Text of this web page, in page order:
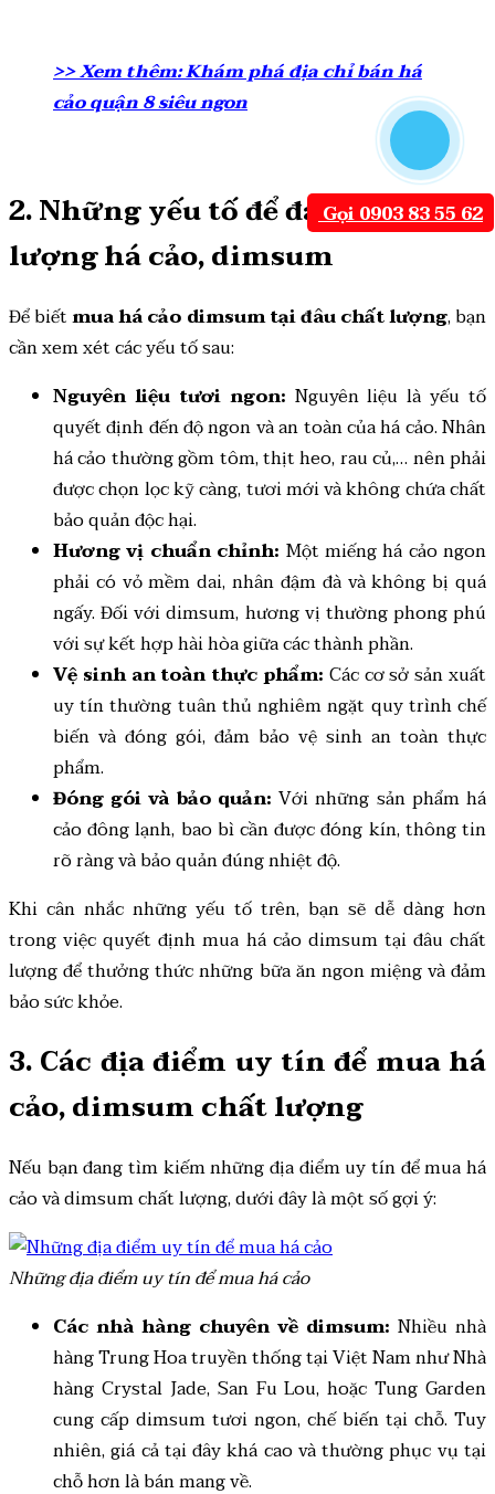
>> Xem thêm: Khám phá địa chỉ bán há
cảo quận 8 siêu ngon
2. Những yếu tố để đánh giá chất
lượng há cảo, dimsum
Để biếtmua há cảo dimsum tại đâu chất lượng, bạn
cần xem xét các yếu tố sau:
Nguyên liệu tươi ngon: Nguyên liệu là yếu tố
quyết định đến độ ngon và an toàn của há cảo. Nhân
há cảo thường gồm tôm, thịt heo, rau củ,… nên phải
được chọn lọc kỹ càng, tươi mới và không chứa chất
bảo quản độc hại.
Hương vị chuẩn chỉnh: Một miếng há cảo ngon
phải có vỏ mềm dai, nhân đậm đà và không bị quá
ngấy. Đối với dimsum, hương vị thường phong phú
với sự kết hợp hài hòa giữa các thành phần.
Vệ sinh an toàn thực phẩm: Các cơ sở sản xuất
uy tín thường tuân thủ nghiêm ngặt quy trình chế
biến và đóng gói, đảm bảo vệ sinh an toàn thực
phẩm.
Đóng gói và bảo quản: Với những sản phẩm há
cảo đông lạnh, bao bì cần được đóng kín, thông tin
rõ ràng và bảo quản đúng nhiệt độ.
Khi cân nhắc những yếu tố trên, bạn sẽ dễ dàng hơn
trong việc quyết định mua há cảo dimsum tại đâu chất
lượng để thưởng thức những bữa ăn ngon miệng và đảm
bảo sức khỏe.
3. Các địa điểm uy tín để mua há
cảo, dimsum chất lượng
Nếu bạn đang tìm kiếm những địa điểm uy tín để mua há
cảo và dimsum chất lượng, dưới đây là một số gợi ý:
Những địa điểm uy tín để mua há cảo
Các nhà hàng chuyên về dimsum: Nhiều nhà
hàng Trung Hoa truyền thống tại Việt Nam như Nhà
hàng Crystal Jade, San Fu Lou, hoặc Tung Garden
cung cấp dimsum tươi ngon, chế biến tại chỗ. Tuy
nhiên, giá cả tại đây khá cao và thường phục vụ tại
chỗ hơn là bán mang về.
Gọi 0903 83 55 62